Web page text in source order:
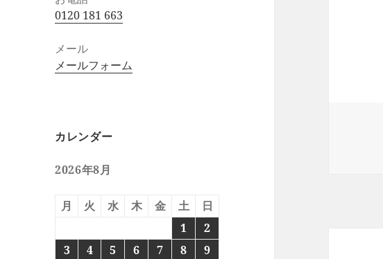
0120 181 663
メール
メールフォーム
カレンダー
2026年8月
月 火 水 木 金 土
日
1
2
3
4 5 6 7 8
9